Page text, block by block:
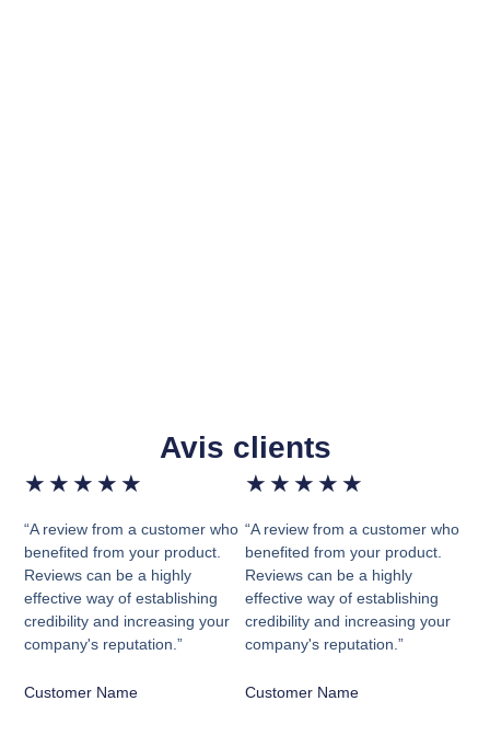
Avis clients
★ ★ ★ ★ ★
“A review from a customer who
benefited from your product.
Reviews can be a highly
effective way of establishing
credibility and increasing your
company's reputation.”
Customer Name
★ ★ ★ ★ ★
“A review from a customer who
benefited from your product.
Reviews can be a highly
effective way of establishing
credibility and increasing your
company's reputation.”
Customer Name